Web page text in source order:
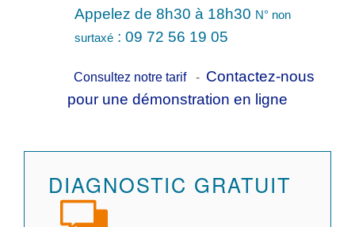
Appelez de 8h30 à 18h30 N° non
surtaxé : 09 72 56 19 05
Consultez notre tarif- Contactez-nous
pour une démonstration en ligne
DIAGNOSTIC GRATUIT